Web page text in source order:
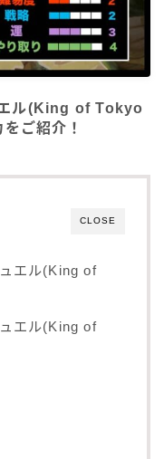
エル(King of Tokyo
ご紹介！
CLOSE
エル(King of
エル(King of